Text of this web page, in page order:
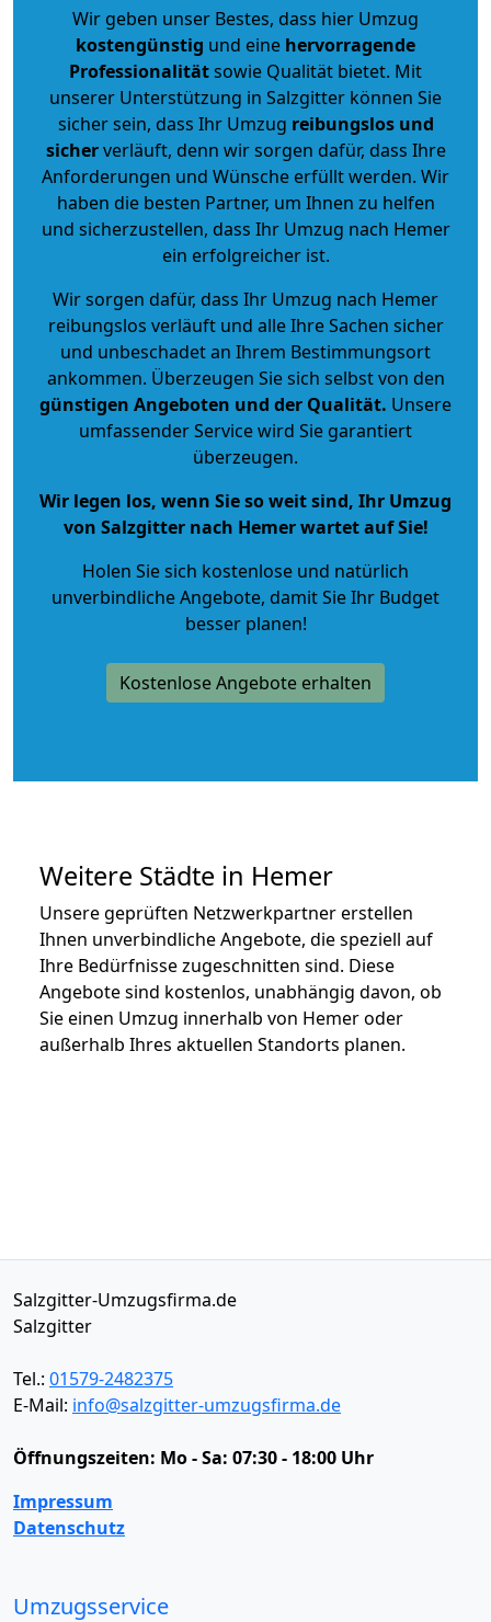
Wir geben unser Bestes, dass hier Umzug
kostengünstig und eine hervorragende
Professionalitätsowie Qualität bietet. Mit
unserer Unterstützung in Salzgitter können Sie
sicher sein, dass Ihr Umzug reibungslos und
sicherverläuft, denn wir sorgen dafür, dass Ihre
Anforderungen und Wünsche erfüllt werden. Wir
haben die besten Partner, um Ihnen zu helfen
und sicherzustellen, dass Ihr Umzug nach Hemer
ein erfolgreicher ist.
Wir sorgen dafür, dass Ihr Umzug nach Hemer
reibungslos verläuft und alle Ihre Sachen sicher
und unbeschadet an Ihrem Bestimmungsort
ankommen. Überzeugen Sie sich selbst von den
günstigen Angeboten und der Qualität. Unsere
umfassender Service wird Sie garantiert
überzeugen.
Wir legen los, wenn Sie so weit sind, Ihr Umzug
von Salzgitter nach Hemer wartet auf Sie!
Holen Sie sich kostenlose und natürlich
unverbindliche Angebote, damit Sie Ihr Budget
besser planen!
Kostenlose Angebote erhalten
Weitere Städte in Hemer
Unsere geprüften Netzwerkpartner erstellen
Ihnen unverbindliche Angebote, die speziell auf
Ihre Bedürfnisse zugeschnitten sind. Diese
Angebote sind kostenlos, unabhängig davon, ob
Sie einen Umzug innerhalb von Hemer oder
außerhalb Ihres aktuellen Standorts planen.
Salzgitter-Umzugsfirma.de
Salzgitter
Tel.: 01579-2482375
E-Mail: info@salzgitter-umzugsfirma.de
Öffnungszeiten: Mo - Sa: 07:30 - 18:00 Uhr
Impressum
Datenschutz
Umzugsservice